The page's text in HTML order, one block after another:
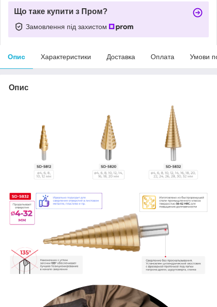
Що таке купити з Пром?
Замовлення під захистом
Опис Характеристики Доставка Оплата Умови
Опис